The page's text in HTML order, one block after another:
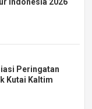
Indonesia 2026
Peringatan
Kutai Kaltim